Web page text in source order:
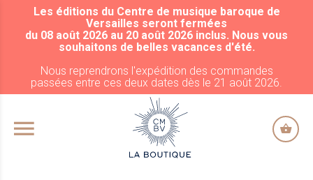
ALLER AU CONTENU PRINCIPAL
Les éditions du Centre de musique baroque de
Versailles seront fermées
du 08 août 2026 au 20 août 2026 inclus. Nous vous
souhaitons de belles vacances d'été.
Nous reprendrons l'expédition des commandes
passées entre ces deux dates dès le 21 août 2026.